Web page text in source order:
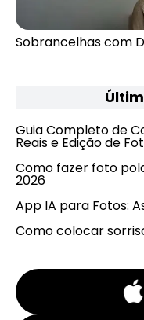
Sobrancelhas com
Guia Completo de
Reais e Edição de
Como fazer foto
2026
App IA para Fotos:
Como colocar